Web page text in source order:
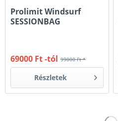
Prolimit Windsurf
SESSIONBAG
99000 Ft *
69000 Ft -tól
Részletek